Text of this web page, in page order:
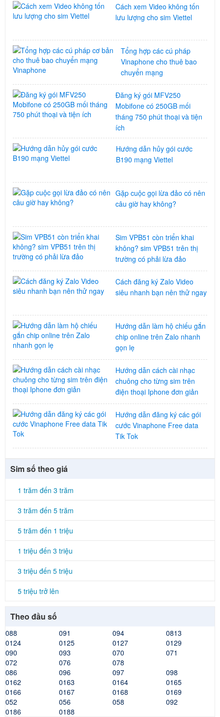
Cách xem Video không tốn
lưu lượng cho sim Viettel
Tổng hợp các cú pháp
Vinaphone cho thuê bao
chuyển mạng
Đăng ký gói MFV250
Mobifone có 250GB mối
tháng 750 phút thoại và tiện
ích
Hướng dẫn hủy gói cước
B190 mạng Viettel
Gặp cuộc gọi lừa đảo có nên
câu giờ hay không?
Sim VPB51 còn triển khai
không? sim VPB51 trên thị
trường có phải lừa đảo
Cách đăng ký Zalo Video
siêu nhanh bạn nên thử ngay
Hướng dẫn làm hộ chiếu gắn
chip online trên Zalo nhanh
gọn lẹ
Hướng dẫn cách cài nhạc
chuông cho từng sim trên
điện thoại Iphone đơn giản
Hướng dẫn đăng ký các gói
cước Vinaphone Free data
Tik Tok
Sim số theo giá
1 trăm đến 3 trăm
3 trăm đến 5 trăm
5 trăm đến 1 triệu
1 triệu đến 3 triệu
3 triệu đến 5 triệu
5 triệu trở lên
Theo đầu số
088 091 094
0813
0124
0125 0127
0129
090
093 070
071
072
076
078
086
096 097
098
0162
0163 0164
0165
0166
0167 0168
0169
052
056 058
092
0186
0188